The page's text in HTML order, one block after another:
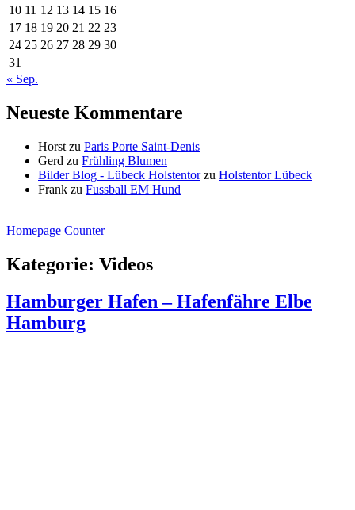
10 11 12 13 14 15 16
17 18 19 20 21 22 23
24 25 26 27 28 29 30
31
« Sep.
Neueste Kommentare
Horst zu Paris Porte Saint-Denis
Gerd zu Frühling Blumen
Bilder Blog - Lübeck Holstentorzu Holstentor Lübeck
Frank zu Fussball EM Hund
Homepage Counter
Kategorie: Videos
Hamburger Hafen – Hafenfähre Elbe
Hamburg